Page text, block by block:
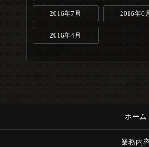
2016年7月 2016年6月
2016年4月
ホーム
業務内